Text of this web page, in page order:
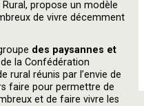
propose un modèle
de vivre décemment
des paysannes et
la Confédération
rural réunis par l’envie de
faire pour permettre de
et de faire vivre les